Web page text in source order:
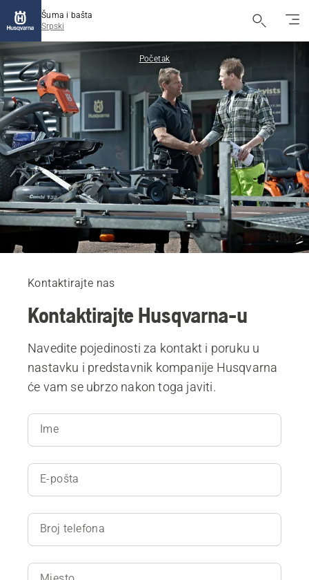
Šuma i bašta
Srpski
Početak
Kontaktirajte nas
Kontaktirajte Husqvarna-u
Navedite pojedinosti za kontakt i poruku u
nastavku i predstavnik kompanije Husqvarna
će vam se ubrzo nakon toga javiti.
Ime
E-pošta
Broj telefona